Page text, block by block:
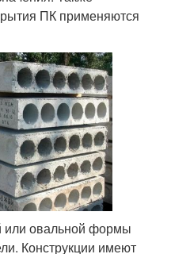
ПК применяются
или овальной формы
Конструкции имеют